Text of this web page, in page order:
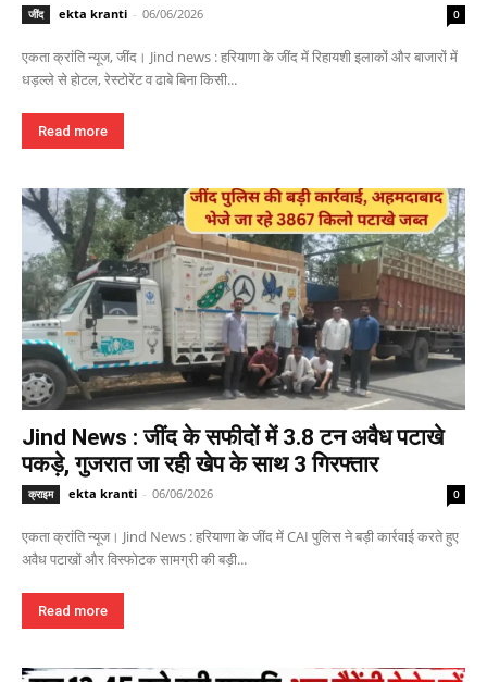
जींद ekta kranti - 06/06/2026 0
एकता क्रांति न्यूज, जींद। Jind news : हरियाणा के जींद में रिहायशी इलाकों और बाजारों में
धड़ल्ले से होटल, रेस्टोरेंट व ढाबे बिना किसी...
Read more
Jind News : जींद के सफीदों में 3.8 टन अवैध पटाखे
पकड़े, गुजरात जा रही खेप के साथ 3 गिरफ्तार
क्राइम ekta kranti - 06/06/2026 0
एकता क्रांति न्यूज। Jind News : हरियाणा के जींद में CAI पुलिस ने बड़ी कार्रवाई करते हुए
अवैध पटाखों और विस्फोटक सामग्री की बड़ी...
Read more